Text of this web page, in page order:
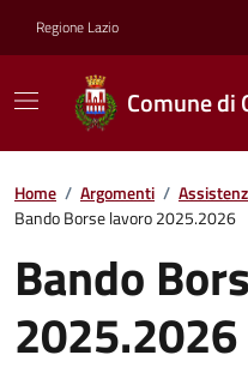
Regione Lazio
Comune di
Home / Argomenti /
Bando Borse lavoro 2025.2026
Bando
2025.2026